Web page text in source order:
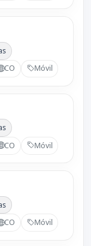
CO Móvil
CO Móvil
CO Móvil